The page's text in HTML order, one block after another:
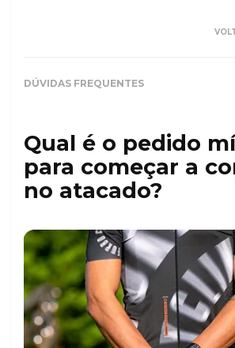
DÚVIDAS FREQUENTES
Qual é o pedido
para começar a
no atacado?